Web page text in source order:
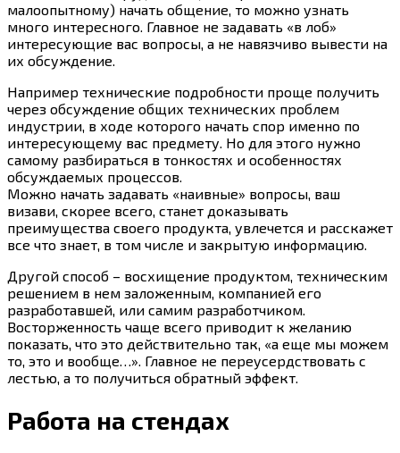
малоопытному) начать общение, то можно узнать
много интересного. Главное не задавать «в лоб»
интересующие вас вопросы, а не навязчиво вывести на
их обсуждение.
Например технические подробности проще получить
через обсуждение общих технических проблем
индустрии, в ходе которого начать спор именно по
интересующему вас предмету. Но для этого нужно
самому разбираться в тонкостях и особенностях
обсуждаемых процессов.
Можно начать задавать «наивные» вопросы, ваш
визави, скорее всего, станет доказывать
преимущества своего продукта, увлечется и расскажет
все что знает, в том числе и закрытую информацию.
Другой способ – восхищение продуктом, техническим
решением в нем заложенным, компанией его
разработавшей, или самим разработчиком.
Восторженность чаще всего приводит к желанию
показать, что это действительно так, «а еще мы можем
то, это и вообще…». Главное не переусердствовать с
лестью, а то получиться обратный эффект.
Работа на стендах